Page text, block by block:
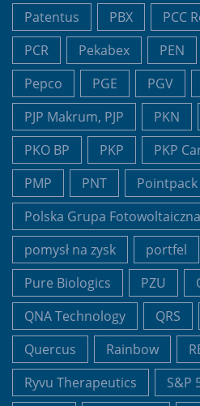
Patentus
PBX PCC
PCR
Pekabex PEN
Pepco
PGE PGV
PJP Makrum, PJP
PKN
PKO BP
PKP PKP
PMP
PNT Pointpack
Polska Grupa Fotowoltaiczna
pomysł na zysk
portfel
Pure Biologics
PZU
QNA Technology
QRS
Quercus
Rainbow
Ryvu Therapeutics
S&P